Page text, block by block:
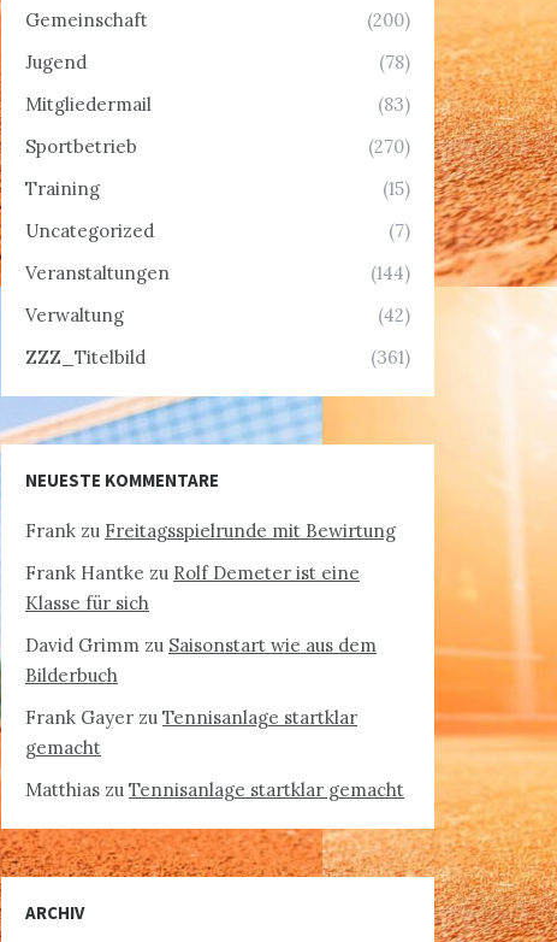
Gemeinschaft
(200)
Jugend
(78)
Mitgliedermail
(83)
Sportbetrieb
(270)
Training
(15)
Uncategorized
(7)
Veranstaltungen
(144)
Verwaltung
(42)
ZZZ_Titelbild
(361)
NEUESTE KOMMENTARE
Frank zu Freitagsspielrunde mit Bewirtung
Frank Hantke zu Rolf Demeter ist eine
Klasse für sich
David Grimm zu Saisonstart wie aus dem
Bilderbuch
Frank Gayer zu Tennisanlage startklar
gemacht
Matthias zu Tennisanlage startklar gemacht
ARCHIV